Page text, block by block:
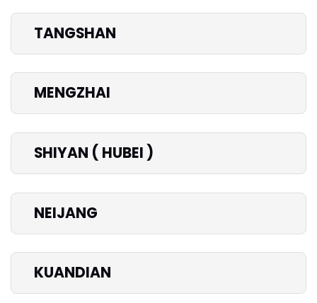
TANGSHAN
MENGZHAI
SHIYAN ( HUBEI )
NEIJANG
KUANDIAN